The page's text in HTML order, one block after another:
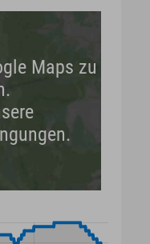
Maps zu